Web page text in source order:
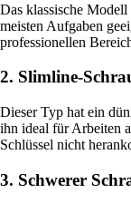
Das klassische
meisten Aufgaben
professionellen
2. Slimline-
Dieser Typ hat ein
ihn ideal für Arbeiten
Schlüssel nicht
3. Schwerer